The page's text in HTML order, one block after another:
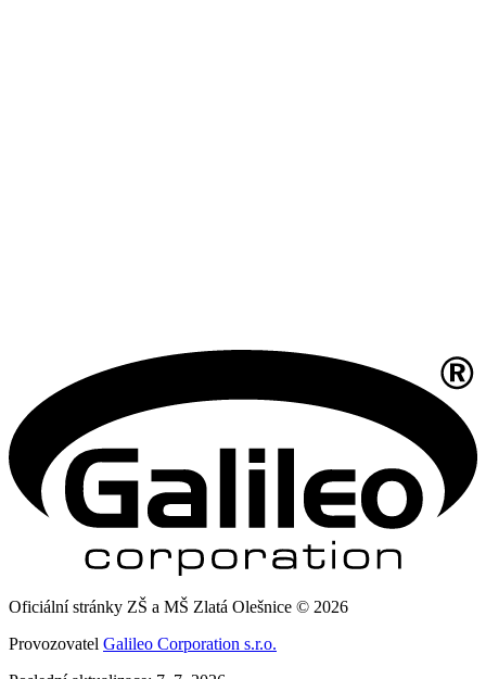
Oficiální stránky ZŠ a MŠ Zlatá Olešnice © 2026
Provozovatel Galileo Corporation s.r.o.